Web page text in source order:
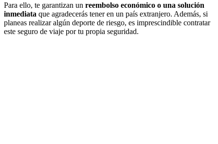
Para ello, te garantizan un reembolso económico o una solución
inmediata que agradecerás tener en un país extranjero. Además, si
planeas realizar algún deporte de riesgo, es imprescindible contratar
este seguro de viaje por tu propia seguridad.